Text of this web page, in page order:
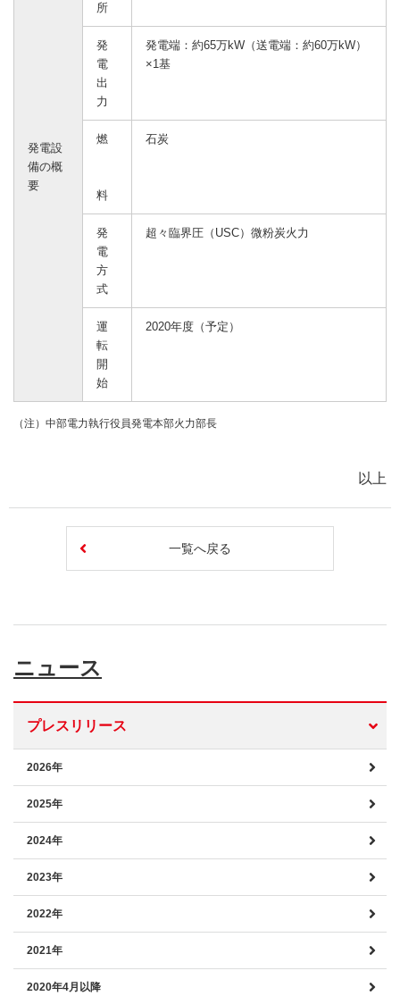
発電設
備の概
要
所
発
電
出
力
発電端：約65万kW（送電端：約60万kW）
×1基
燃
料
石炭
発
電
方
式
超々臨界圧（USC）微粉炭火力
運
転
開
始
2020年度（予定）
（注）中部電力執行役員発電本部火力部長
以上
一覧へ戻る
ニュース
プレスリリース
2026年
2025年
2024年
2023年
2022年
2021年
2020年4月以降